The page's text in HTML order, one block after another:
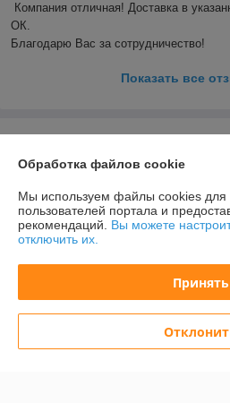
Компания отличная! Доставка в
ОК.
Благодарю Вас за сотрудничество!
Показать все
О нас
Доставка и оплата
График работы
Политика обработки cookies
Обработка файлов cookie
Мы используем файлы cookies для
пользователей портала и
рекомендаций. Вы можете
отключить их.
Принять